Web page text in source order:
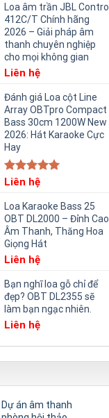
Loa âm trần JBL Control
412C/T Chính hãng
2026 – Giải pháp âm
thanh chuyên nghiệp
cho mọi không gian
Liên hệ
Đánh giá Loa cột Line
Array OBTpro Compact
Bass 30cm 1200W New
2026: Hát Karaoke Cực
Hay
Rated5.00
Liên hệ
Loa Karaoke Bass 25
OBT DL2000 – Đỉnh Cao
Âm Thanh, Thăng Hoa
Giọng Hát
Liên hệ
Bạn nghĩ loa gỗ chỉ để
đẹp? OBT DL2355 sẽ
làm bạn ngạc nhiên.
Liên hệ
Dự án âm thanh